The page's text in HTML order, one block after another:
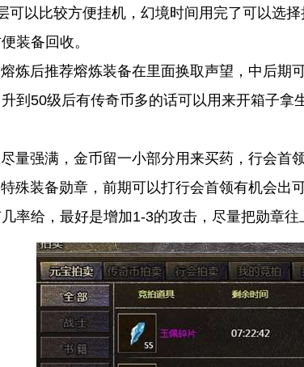
可以比较方便挂机，幻境时间用完了可以选
装备回收。
后推荐熔炼装备在里面换取声望，中后期
到50级后有传奇币多的话可以用来开箱子拿
强满，金币留一小部分用来买药，行会首领
装备勋章，前期可以打行会首领有机会出
率给，最好是增加1-3的攻击，尽量把勋章往